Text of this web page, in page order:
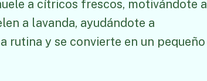
a cítricos frescos, motivándote a
a lavanda, ayudándote a
rutina y se convierte en un pequeño